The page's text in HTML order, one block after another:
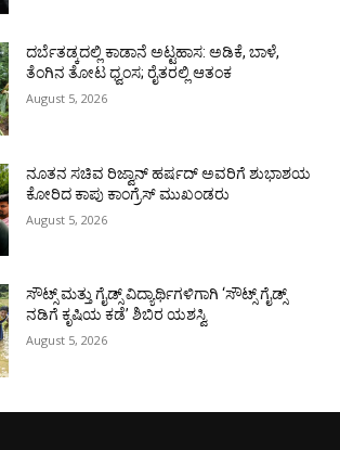
ದರ್ಬೆತಡ್ಕದಲ್ಲಿ ಕಾಡಾನೆ ಅಟ್ಟಹಾಸ: ಅಡಿಕೆ, ಬಾಳೆ,
ತೆಂಗಿನ ತೋಟ ಧ್ವಂಸ; ರೈತರಲ್ಲಿ ಆತಂಕ
August 5, 2026
ನೂತನ ಸಚಿವ ರಿಜ್ವಾನ್ ಹರ್ಷದ್ ಅವರಿಗೆ ಶುಭಾಶಯ
ಕೋರಿದ ಕಾಪು ಕಾಂಗ್ರೆಸ್ ಮುಖಂಡರು
August 5, 2026
ಸೌಟ್ಸ್ ಮತ್ತು ಗೈಡ್ಸ್ ವಿದ್ಯಾರ್ಥಿಗಳಿಗಾಗಿ ‘ಸೌಟ್ಸ್ ಗೈಡ್ಸ್
ನಡಿಗೆ ಕೃಷಿಯ ಕಡೆ’ ಶಿಬಿರ ಯಶಸ್ವಿ
August 5, 2026